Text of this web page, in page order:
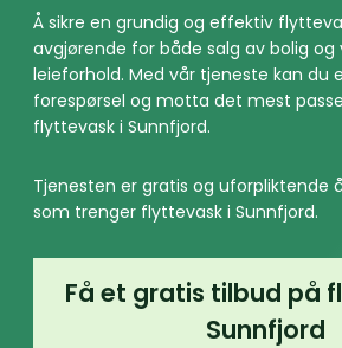
Å sikre en grundig og effektiv
avgjørende for både salg av bolig
leieforhold. Med vår tjeneste kan du
forespørsel og motta det mest
flyttevask i Sunnfjord.
Tjenesten er gratis og uforpliktende
som trenger flyttevask i Sunnfjord.
Få et gratis tilbud på
Sunnfjord